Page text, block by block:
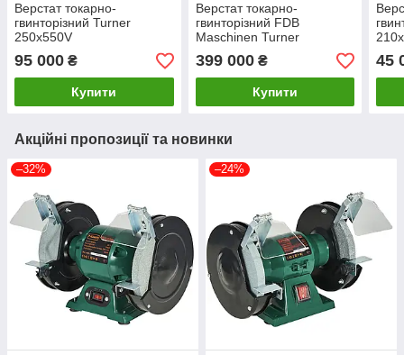
Верстат токарно-
гвинторiзний Turner
250x550V
95 000 ₴
Купити
Верстат токарно-
гвинторiзний FDB
Maschinen Turner
360x1000W(2,2 kw-DPA
399 000₴
Купити
45
Акційні пропозиції та новинки
–32% –24%